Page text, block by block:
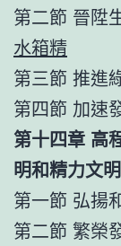
第二節 晉陞
水箱精
第三節 推進
第四節 加速
第十四章 高
明和精力文
第一節 弘揚
第二節 繁榮